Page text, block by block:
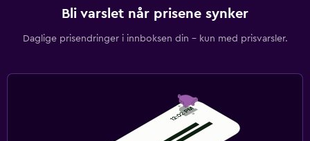
Bli varslet når prisene synker
Daglige prisendringer i innboksen din – kun med prisvarsler.